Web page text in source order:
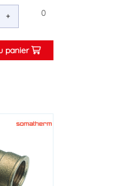
+ 0
panier